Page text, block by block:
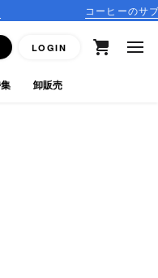
コーヒーのサブスクリプショ
LOGIN
卸販売